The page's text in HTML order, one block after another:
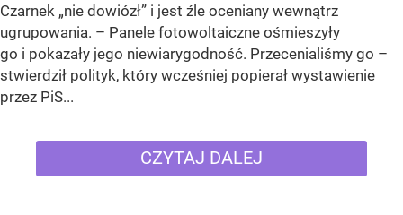
Czarnek „nie dowiózł” i jest źle oceniany wewnątrz
ugrupowania. – Panele fotowoltaiczne ośmieszyły
go i pokazały jego niewiarygodność. Przecenialiśmy go –
stwierdził polityk, który wcześniej popierał wystawienie
przez PiS...
CZYTAJ DALEJ